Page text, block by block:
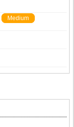
Medium